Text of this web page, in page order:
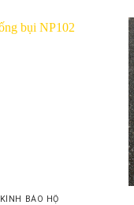
KÍNH BẢO HỘ